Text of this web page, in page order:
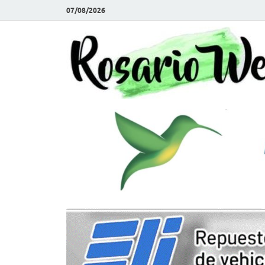
07/08/2026